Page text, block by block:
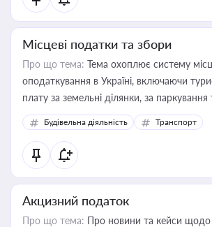
Місцеві податки та збори
Про що тема: Тема охоплює систему
оподаткування в Україні, включаючи
Будівельна діяльність Транспорт
Акцизний податок
Про що тема: Про новини та кейси щодо